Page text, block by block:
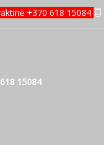
+370 618 15084
15084